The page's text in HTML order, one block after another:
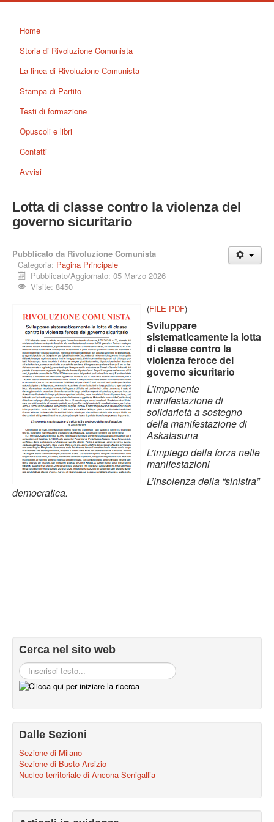
Home
Storia di Rivoluzione Comunista
La linea di Rivoluzione Comunista
Stampa di Partito
Testi di formazione
Opuscoli e libri
Contatti
Avvisi
Lotta di classe contro la violenza del
governo sicuritario
Pubblicato da Rivoluzione Comunista
Categoria: Pagina Principale
Pubblicato/Aggiornato: 05 Marzo 2026
Visite: 8450
(FILE PDF)
Sviluppare
sistematicamente la lotta
di classe contro la
violenza feroce del
governo sicuritario
L’imponente
manifestazione di
solidarietà a sostegno
della manifestazionedi
Askatasuna
L’impiego della forza nelle
manifestazioni
L’insolenza della “sinistra”
democratica.
Cerca nel sito web
Dalle Sezioni
Sezione di Milano
Sezione di Busto Arsizio
Nucleo territoriale di Ancona Senigallia